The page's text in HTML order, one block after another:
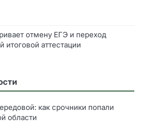
отмену ЕГЭ и переход
итоговой аттестации
как срочники попали
области